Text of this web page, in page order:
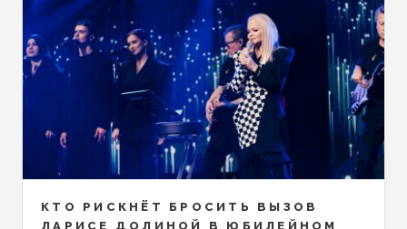
КТО РИСКНЁТ БРОСИТЬ ВЫЗОВ
ЛАРИСЕ ДОЛИНОЙ В ЮБИЛЕЙНОМ